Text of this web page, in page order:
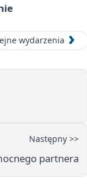
wydarzenia
Następny >>
partnera